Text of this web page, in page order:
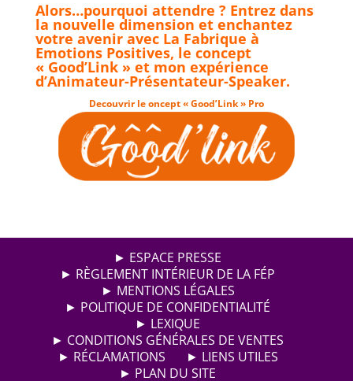
Alors…pourquoi attendre ? Entrez dans
la nouvelle dimension et enchantez
votre avenir avec La Fabrique à
Emotions Positives, le concept
« Good’Link » et mon expérience
d’Animateur-Présentateur-Speaker.
Decouvrir le oncept « Good’Link » Pro
► ESPACE PRESSE
► RÈGLEMENT INTÉRIEUR DE LA FÉP
► MENTIONS LÉGALES
► POLITIQUE DE CONFIDENTIALITÉ
► LEXIQUE
► CONDITIONS GÉNÉRALES DE VENTES
► RÉCLAMATIONS
► LIENS UTILES
► PLAN DU SITE